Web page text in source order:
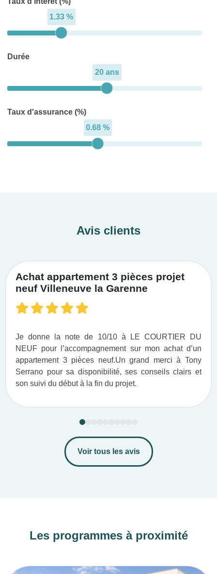
1.33 %
Durée
20 ans
Taux d'assurance (%)
0.68 %
Avis clients
Achat appartement 3 pièces projet
neuf Villeneuve la Garenne
Je donne la note de 10/10 à LE COURTIER DU
NEUF pour l’accompagnement sur mon achat d’un
appartement 3 pièces neuf.​ Un grand merci à Tony
Serrano pour sa disponibilité, ses conseils clairs et
son suivi du début à la fin du projet.​
Voir tous les avis
Les programmes à proximité